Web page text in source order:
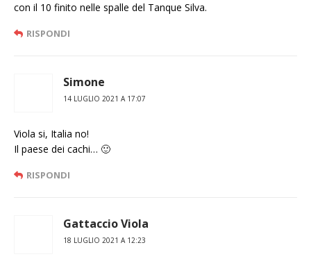
con il 10 finito nelle spalle del Tanque Silva.
RISPONDI
Simone
14 LUGLIO 2021 A 17:07
Viola si, Italia no!
Il paese dei cachi… 🙂
RISPONDI
Gattaccio Viola
18 LUGLIO 2021 A 12:23